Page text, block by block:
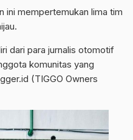
ini mempertemukan lima tim
dari para jurnalis otomotif
komunitas yang
(TIGGO Owners